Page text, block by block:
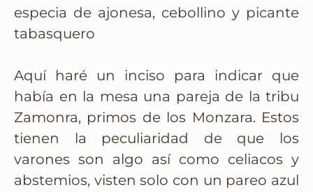
especia de ajonesa, cebollino y picante
tabasquero
Aquí haré un inciso para indicar que
había en la mesa una pareja de la tribu
Zamonra, primos de los Monzara. Estos
tienen la peculiaridad de que los
varones son algo así como celiacos y
abstemios, visten solo con un pareo azul